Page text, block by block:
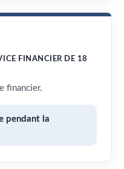
FINANCIER DE 18
financier.
pendant la